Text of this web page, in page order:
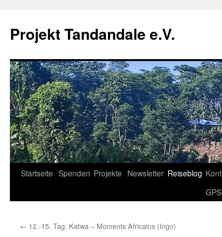
Projekt Tandandale e.V.
Zum
Startseite Spenden Projekte Newsletter Reiseblog
GPS
← 12.-15. Tag: Katwa – Moments Africains (Ingo)